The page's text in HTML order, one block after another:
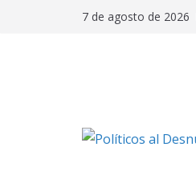
7 de agosto de 2026